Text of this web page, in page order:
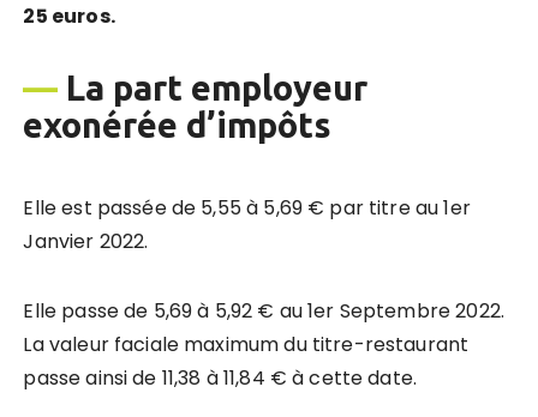
25 euros.
— La part employeur
exonérée d’impôts
Elle est passée de 5,55 à 5,69 € par titre au 1er
Janvier 2022.
Elle passe de 5,69 à 5,92 € au 1er Septembre 2022.
La valeur faciale maximum du titre-restaurant
passe ainsi de 11,38 à 11,84 € à cette date.